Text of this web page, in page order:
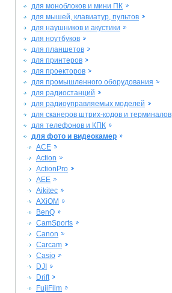
для моноблоков и мини ПК
для мышей, клавиатур, пультов
для наушников и акустики
для ноутбуков
для планшетов
для принтеров
для проекторов
для промышленного оборудования
для радиостанций
для радиоуправляемых моделей
для сканеров штрих-кодов и терминалов
для телефонов и КПК
для фото и видеокамер
ACE
Action
ActionPro
AEE
Aikitec
AXiOM
BenQ
CamSports
Canon
Carcam
Casio
DJI
Drift
FujiFilm